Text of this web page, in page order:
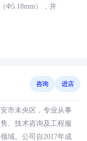
Φ5.18mm），并
咨询 进店
市未央区，专业从事
、技术咨询及工程服
域。公司自2017年成